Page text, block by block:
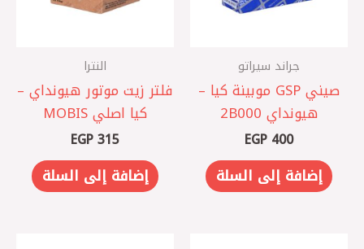
جراند سيراتو
صيني GSP موبينة كيا –
هيونداي 2B000
EGP 400
إضافة إلى السلة
النترا
فلتر زيت موتور هيونداي –
كيا اصلي MOBIS
EGP315
إضافة إلى السلة